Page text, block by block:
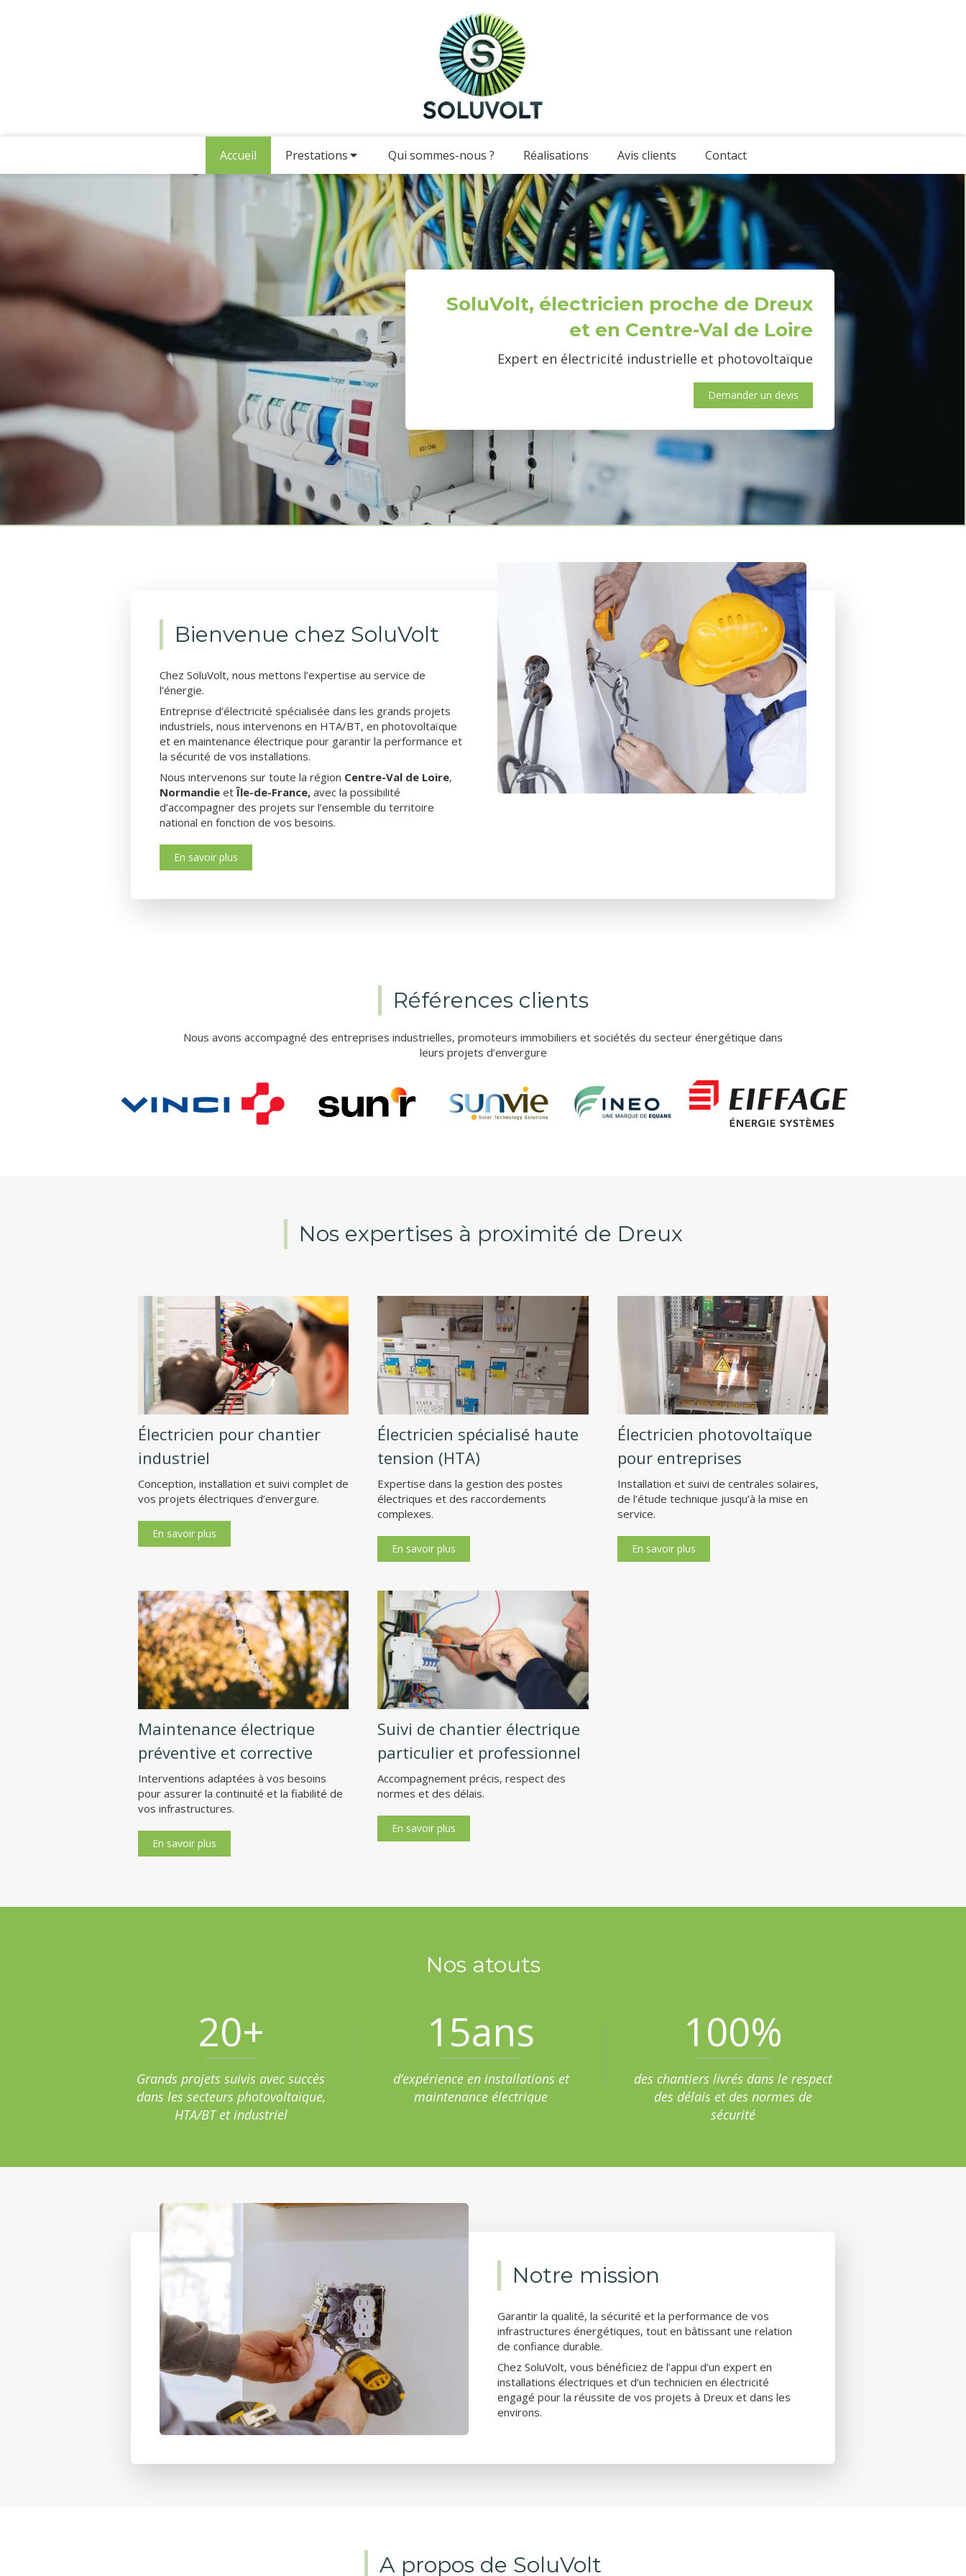
Accueil Prestations Qui sommes-nous ? Réalisations Avis clients Contact
SoluVolt, électricien proche de Dreux
et en Centre-Val de Loire
Expert en électricité industrielle et photovoltaïque
Demander un devis
Bienvenue chez SoluVolt
Chez SoluVolt, nous mettons l’expertise au service de
l’énergie.
Entreprise d’électricité spécialisée dans les grands projets
industriels, nous intervenons en HTA/BT, en photovoltaïque
et en maintenance électrique pour garantir la performance et
la sécurité de vos installations.
Nous intervenons sur toute la région Centre-Val de Loire,
Normandie etÎle-de-France, avec la possibilité
d’accompagner des projets sur l’ensemble du territoire
national en fonction de vos besoins.
En savoir plus
Références clients
Nous avons accompagné des entreprises industrielles, promoteurs immobiliers et sociétés du secteur énergétique dans
leurs projets d’envergure
Nos expertises à proximité de Dreux
Électricien pour chantier
industriel
Conception, installation et suivi complet de
vos projets électriques d’envergure.
En savoir plus
Électricien spécialisé haute
tension (HTA)
Expertise dans la gestion des postes
électriques et des raccordements
complexes.
En savoir plus
Électricien photovoltaïque
pour entreprises
Installation et suivi de centrales solaires,
de l’étude technique jusqu’à la mise en
service.
En savoir plus
Maintenance électrique
préventive et corrective
Interventions adaptées à vos besoins
pour assurer la continuité et la fiabilité de
vos infrastructures.
En savoir plus
Suivi de chantier électrique
particulier et professionnel
Accompagnement précis, respect des
normes et des délais.
En savoir plus
Nos atouts
20+
Grands projets suivis avec succès
dans les secteurs photovoltaïque,
HTA/BT et industriel
15ans
d’expérience en installations et
maintenance électrique
100%
des chantiers livrés dans le respect
des délais et des normes de
sécurité
Notre mission
Garantir la qualité, la sécurité et la performance de vos
infrastructures énergétiques, tout en bâtissant une relation
de confiance durable.
Chez SoluVolt, vous bénéficiez de l’appui d’un expert en
installations électriques et d’un technicien en électricité
engagé pour la réussite de vos projets à Dreux et dans les
environs.
A propos de SoluVolt